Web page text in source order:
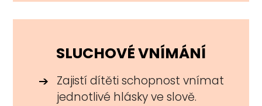
SLUCHOVÉ VNÍMÁNÍ
Zajistí dítěti schopnost vnímat
jednotlivé hlásky ve slově.